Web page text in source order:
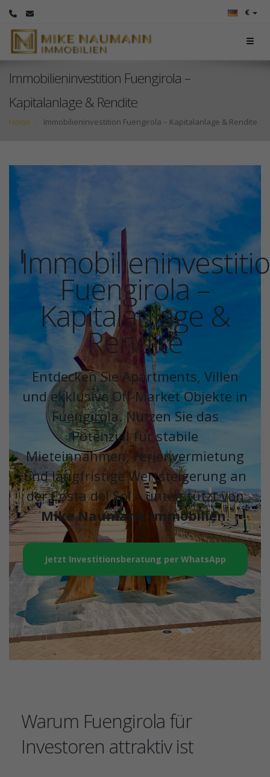
€
Immobilieninvestition Fuengirola –
Kapitalanlage & Rendite
Home Immobilieninvestition Fuengirola – Kapitalanlage & Rendite
Fuengirola –
Kapitalanlage &
Rendite
Entdecken Sie Apartments, Villen
und exklusive Off-Market Objekte in
Fuengirola. Nutzen Sie das
Potenzial für stabile
Mieteinnahmen, Ferienvermietung
und langfristige Wertsteigerung an
der Costa del Sol – unterstützt von
Mike Naumann Immobilien.
Jetzt Investitionsberatung per WhatsApp
Warum Fuengirola für
Investoren attraktiv ist